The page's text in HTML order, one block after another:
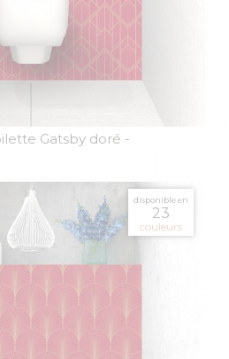
Gatsby doré -
disponible en
23
couleurs